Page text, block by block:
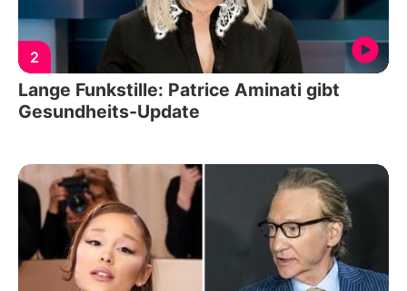
2
Lange Funkstille: Patrice Aminati gibt
Gesundheits-Update